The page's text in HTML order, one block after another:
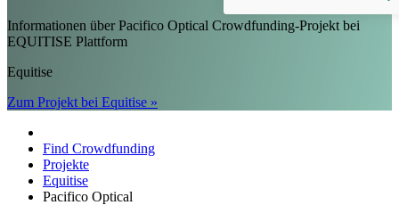
Informationen über Pacifico Optical Crowdfunding-Projekt bei
EQUITISE Plattform
Equitise
Zum Projekt bei Equitise »
Find Crowdfunding
Projekte
Equitise
Pacifico Optical